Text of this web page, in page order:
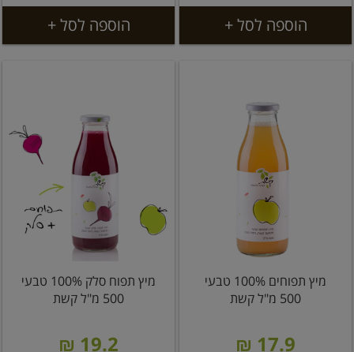
הוספה לסל + הוספה לסל +
מיץ תפוחים 100% טבעי
500 מ"ל קשת
17.9 ₪
מיץ תפוח סלק 100% טבעי
500 מ"ל קשת
19.2 ₪